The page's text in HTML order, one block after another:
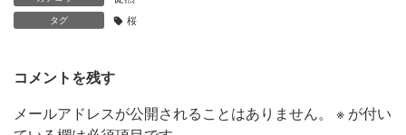
タグ 桜
コメントを残す
メールアドレスが公開されることはありません。
※ が付い